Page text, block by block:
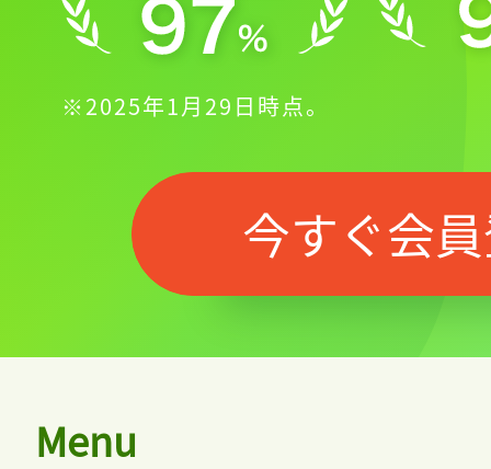
記事をお気に入
ログインが
ログ
会員
※2025年1月29日時点。
今すぐ会
Menu